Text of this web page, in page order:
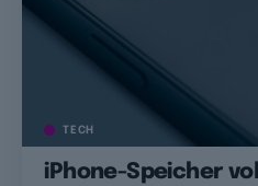
TECH
iPhone-Speicher